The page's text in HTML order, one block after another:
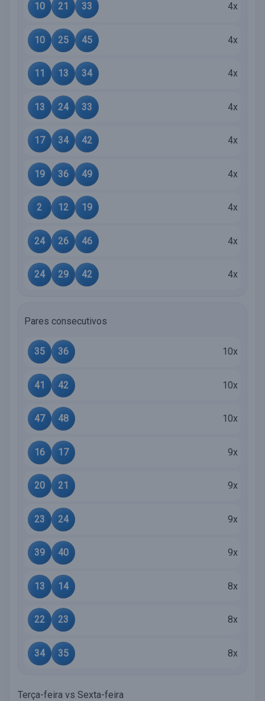
10 21 33 4x
10 25 45 4x
11 13 34 4x
13 24 33 4x
17 34 42 4x
19 36 49 4x
2 12 19 4x
24 26 46 4x
24 29 42 4x
Pares consecutivos
35 36 10x
41 42 10x
47 48 10x
16 17 9x
20 21 9x
23 24 9x
39 40 9x
13 14 8x
22 23 8x
34 35 8x
Terça-feira vs Sexta-feira